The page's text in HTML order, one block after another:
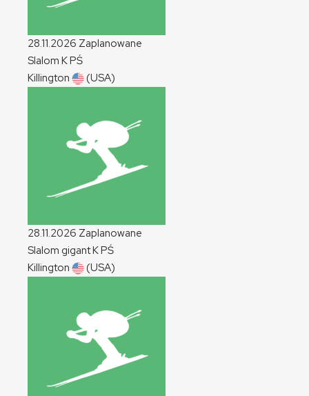
28.11.2026 Zaplanowane
Slalom KPŚ
Killington
(USA)
28.11.2026 Zaplanowane
Slalom gigantKPŚ
Killington
(USA)